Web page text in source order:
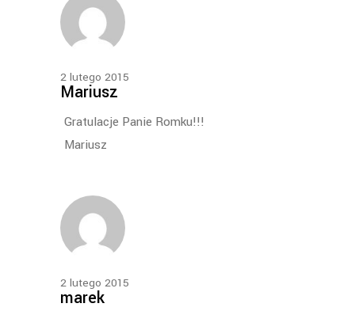
2 lutego 2015
Mariusz
Gratulacje Panie Romku!!!
Mariusz
2 lutego 2015
marek